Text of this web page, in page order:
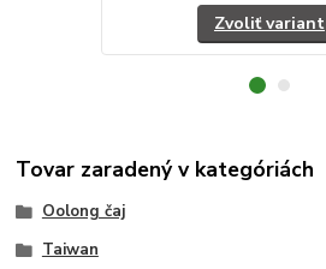
Zvoliť variant
Tovar zaradený v kategóriách
Oolong čaj
Taiwan